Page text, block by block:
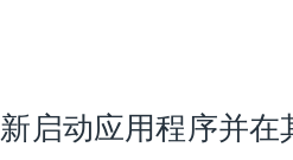
启动应用程序并在